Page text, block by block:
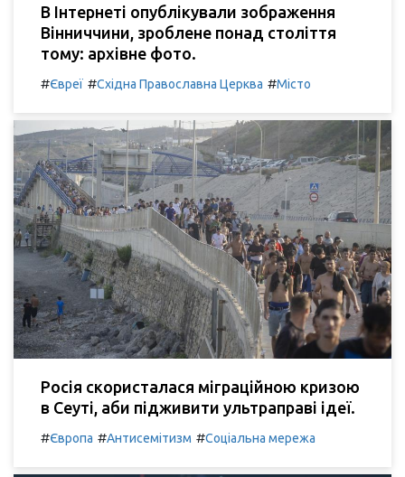
В Інтернеті опублікували зображення
Вінниччини, зроблене понад століття
тому: архівне фото.
#Євреї #Східна Православна Церква #Місто
Росія скористалася міграційною кризою
в Сеуті, аби підживити ультраправі ідеї.
#Європа #Антисемітизм #Соціальна мережа